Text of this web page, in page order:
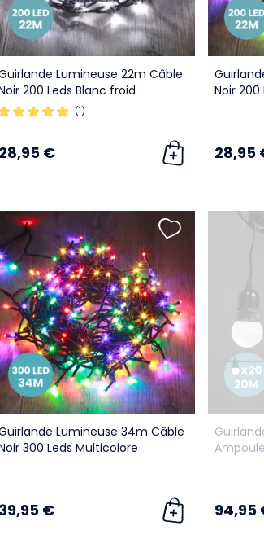
Lumineuse 22m Câble
200 Leds Blanc froid
(1)
28,95 €
Noir
28,95
Lumineuse 34m Câble
300 Leds Multicolore
39,95 € 94,95